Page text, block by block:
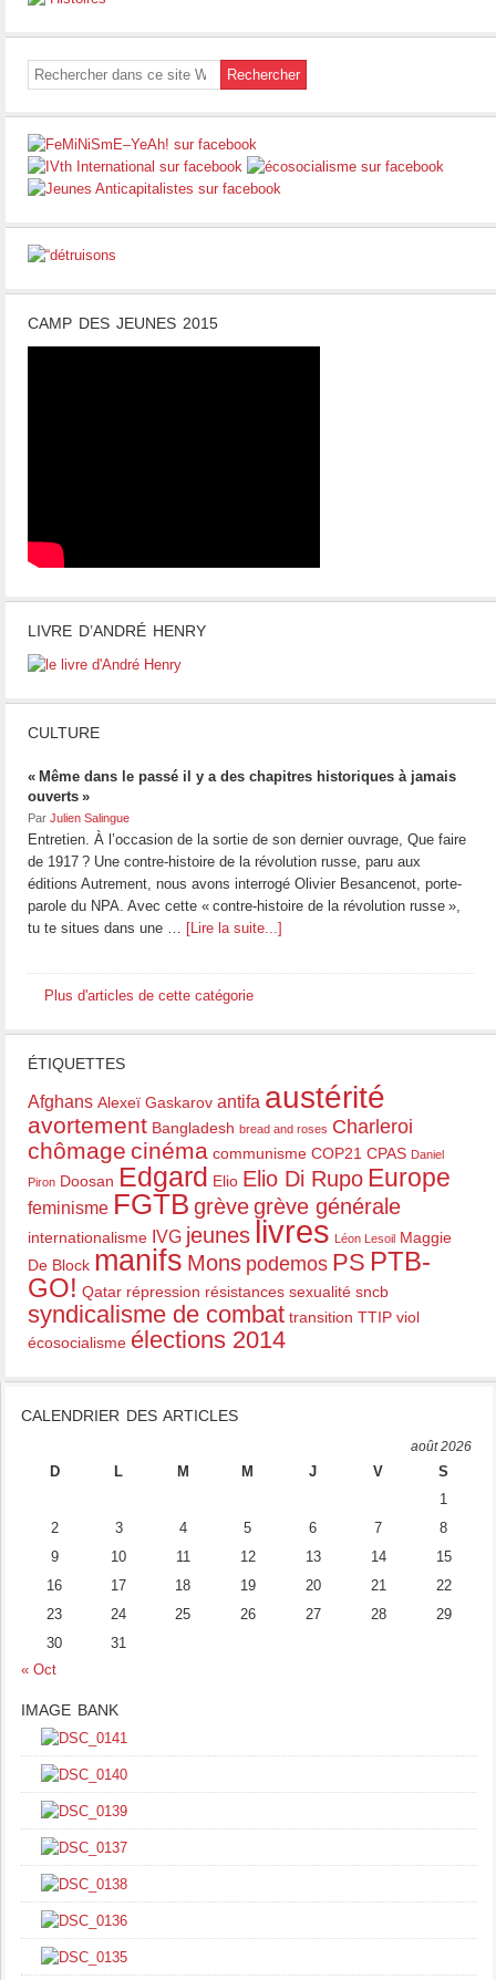
CAMP DES JEUNES 2015
LIVRE D’ANDRÉ HENRY
CULTURE
« Même dans le passé il y a des chapitres historiques à jamais
ouverts »
Par Julien Salingue
Entretien. À l’occasion de la sortie de son dernier ouvrage, Que faire
de 1917 ? Une contre-histoire de la révolution russe, paru aux
éditions Autrement, nous avons interrogé Olivier Besancenot, porte-
parole du NPA. Avec cette « contre-histoire de la révolution russe »,
tu te situes dans une … [Lire la suite...]
Plus d'articles de cette catégorie
ÉTIQUETTES
Afghans Alexeï Gaskarov antifa austérité
avortement Bangladesh bread and roses Charleroi
chômage cinéma communisme COP21 CPAS Daniel
Piron Doosan Edgard Elio Elio Di Rupo Europe
feminisme FGTB grèvegrève générale
internationalisme IVG jeunes livres Léon Lesoil Maggie
De Block manifs Mons podemos PS PTB-
GO! Qatar répression résistances sexualité sncb
syndicalisme de combat transition TTIP viol
écosocialisme élections 2014
CALENDRIER DES ARTICLES
août 2026
D L M M J V
S
1
2
3 4 5 6 7
8
9
10 11 12 13 14
15
16
17 18 19 20 21
22
23
24 25 26 27 28
29
30
31
« Oct
IMAGE BANK